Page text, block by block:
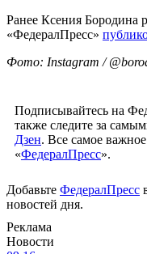
Ранее Ксения Бородина
«ФедералПресс»
Фото: Instagram /
Подписывайтесь на
также следите за
Дзен. Все самое
«ФедералПресс».
Добавьте ФедералПресс
новостей дня.
Реклама
Новости